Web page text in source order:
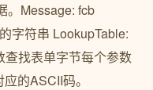
。Message: fcb
字符串 LookupTable:
查找表单字节每个参数
的ASCII码。